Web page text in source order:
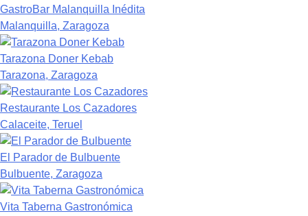
GastroBar Malanquilla Inédita
Malanquilla, Zaragoza
Tarazona Doner Kebab
Tarazona, Zaragoza
Restaurante Los Cazadores
Calaceite, Teruel
El Parador de Bulbuente
Bulbuente, Zaragoza
Vita Taberna Gastronómica